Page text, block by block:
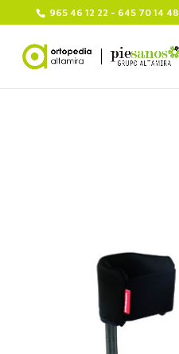
965 46 12 22 - 645 70 14 48